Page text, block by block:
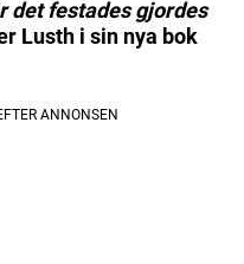
det festades gjordes
Lusth i sin nya bok